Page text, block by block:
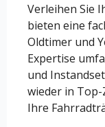
Verleihen Sie
bieten eine
Oldtimer und
Expertise
und
wieder in Top-
Ihre